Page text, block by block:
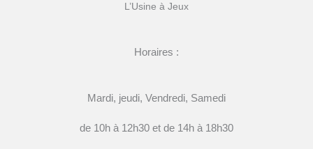
L’Usine à Jeux
Horaires :
Mardi, jeudi, Vendredi, Samedi
de 10h à 12h30 et de 14h à 18h30